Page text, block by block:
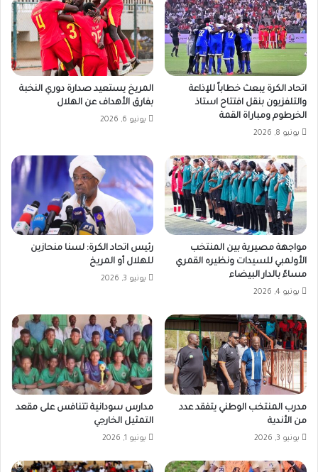
اتحاد الكرة يبعث خطاباً للإذاعة
والتلفزيون بنقل افتتاح استاذ
الخرطوم ومباراة القمة
يونيو 8, 2026
المريخ يستعيد صدارة دوري النخبة
بفارق الأهداف عن الهلال
يونيو 6, 2026
مواجهة مصيرية بين المنتخب
الأولمبي للسيدات ونظيره القمري
مساءً بالدار البيضاء
يونيو 4, 2026
رئيس اتحاد الكرة: لسنا منحازين
للهلال أو المريخ
يونيو 3, 2026
مدرب المنتخب الوطني يتفقد عدد
من الأندية
يونيو 3, 2026
مدارس سودانية تتنافس على مقعد
التمثيل الخارجي
يونيو 1, 2026